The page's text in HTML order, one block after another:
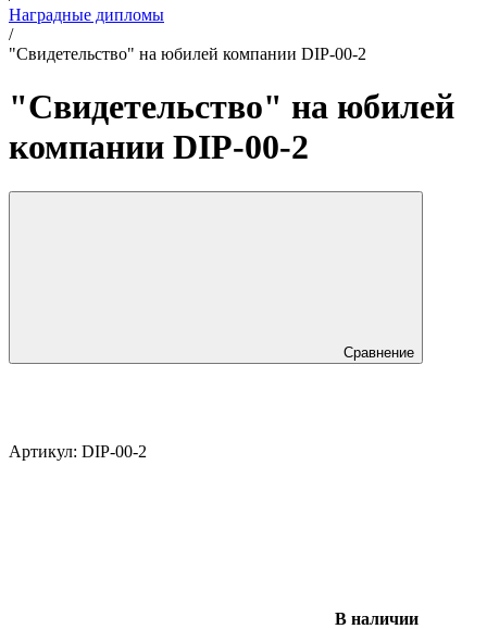
Наградные дипломы
/
"Свидетельство" на юбилей компании DIP-00-2
"Свидетельство" на юбилей
компании DIP-00-2
Сравнение
Артикул: DIP-00-2
В наличии